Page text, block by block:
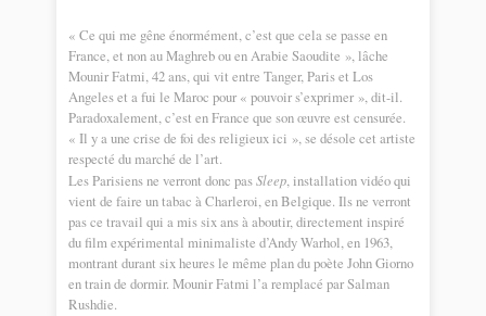
« Ce qui me gêne énormément, c’est que cela se passe en
France, et non au Maghreb ou en Arabie Saoudite », lâche
Mounir Fatmi, 42 ans, qui vit entre Tanger, Paris et Los
Angeles et a fui le Maroc pour « pouvoir s’exprimer », dit-il.
Paradoxalement, c’est en France que son œuvre est censurée.
« Il y a une crise de foi des religieux ici », se désole cet artiste
respecté du marché de l’art.
Les Parisiens ne verront donc pasSleep, installation vidéo qui
vient de faire un tabac à Charleroi, en Belgique. Ils ne verront
pas ce travail qui a mis six ans à aboutir, directement inspiré
du film expérimental minimaliste d’Andy Warhol, en 1963,
montrant durant six heures le même plan du poète John Giorno
en train de dormir. Mounir Fatmi l’a remplacé par Salman
Rushdie.